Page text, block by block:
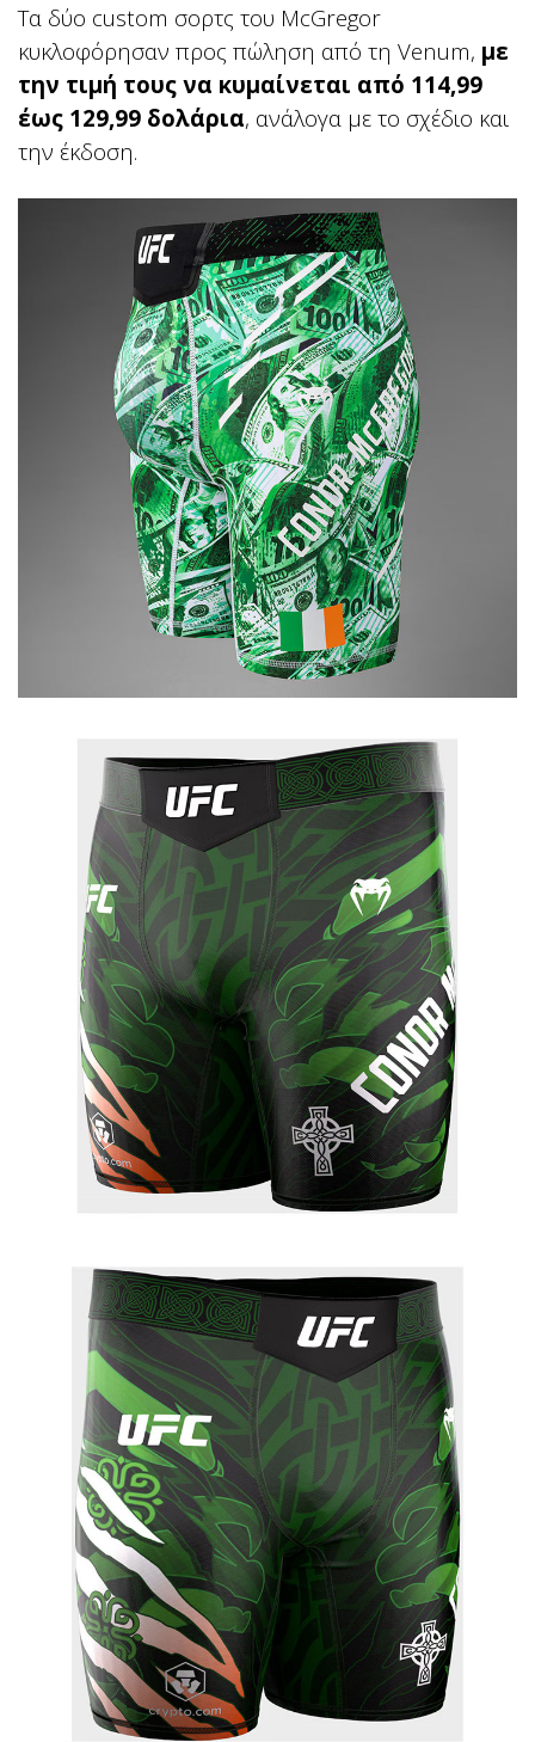
Τα δύο custom σορτς του McGregor
κυκλοφόρησαν προς πώληση από τη Venum, με
την τιμή τους να κυμαίνεται από 114,99
έως 129,99 δολάρια, ανάλογα με το σχέδιο και
την έκδοση.